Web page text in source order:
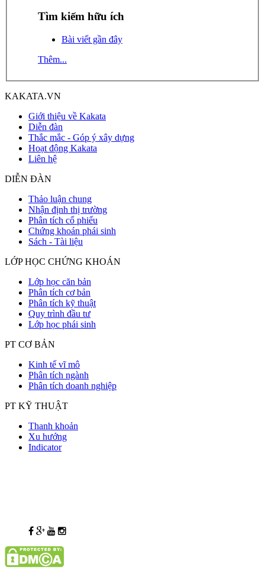
Tìm kiếm hữu ích
Bài viết gần đây
Thêm...
KAKATA.VN
Giới thiệu về Kakata
Diễn đàn
Thắc mắc - Góp ý xây dựng
Hoạt động Kakata
Liên hệ
DIỄN ĐÀN
Thảo luận chung
Nhận định thị trường
Phân tích cổ phiếu
Chứng khoán phái sinh
Sách - Tài liệu
LỚP HỌC CHỨNG KHOÁN
Lớp học căn bản
Phân tích cơ bản
Phân tích kỹ thuật
Quy trình đầu tư
Lớp học phái sinh
PT CƠ BẢN
Kinh tế vĩ mô
Phân tích ngành
Phân tích doanh nghiệp
PT KỸ THUẬT
Thanh khoản
Xu hướng
Indicator